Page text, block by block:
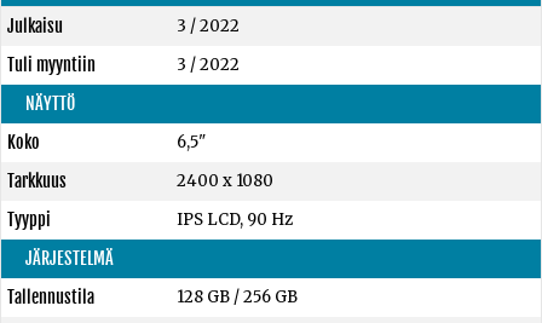
Julkaisu
3 / 2022
Tuli myyntiin
3 / 2022
NÄYTTÖ
Koko
6,5"
Tarkkuus
2400 x 1080
Tyyppi
IPS LCD, 90 Hz
JÄRJESTELMÄ
Tallennustila
128 GB/256 GB